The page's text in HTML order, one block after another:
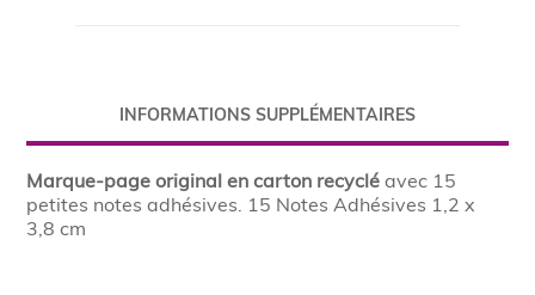
INFORMATIONS SUPPLÉMENTAIRES
Marque-page original en carton recyclé avec 15
petites notes adhésives. 15 Notes Adhésives 1,2 x
3,8 cm